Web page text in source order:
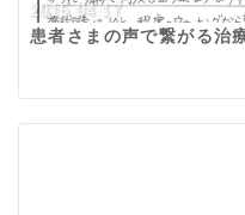
2015.04.17
患者さまの声で繋がる治